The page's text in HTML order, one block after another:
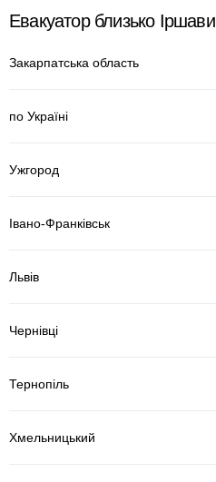
Евакуатор близько Іршави
Закарпатська область
по Україні
Ужгород
Івано-Франківськ
Львів
Чернівці
Тернопіль
Хмельницький